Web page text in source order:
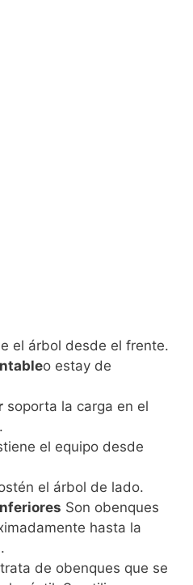
el árbol desde el frente.
o estay de
soporta la carga en el
el equipo desde
el árbol de lado.
Son obenques
hasta la
de obenques que se